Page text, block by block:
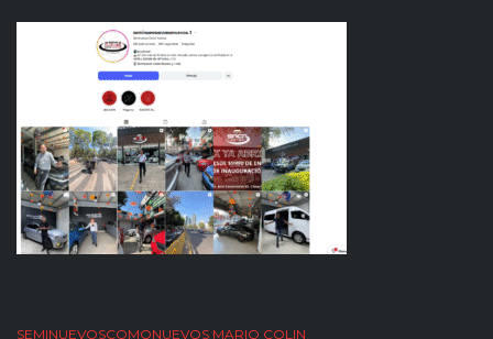
SEMINUEVOSCOMONUEVOS MARIO COLIN